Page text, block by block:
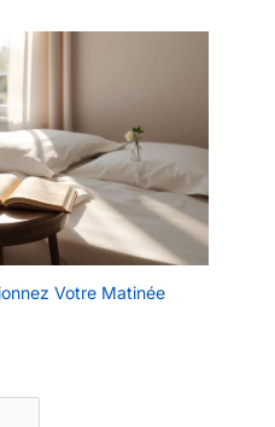
Votre Matinée